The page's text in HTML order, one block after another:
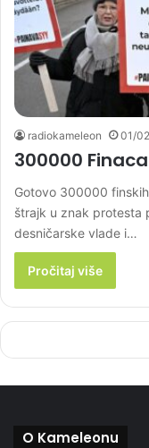
radiokameleon 01/
300000
Gotovo 300000
štrajk u znak protesta
desničarske vlade i…
Pročitaj više
O Kameleonu